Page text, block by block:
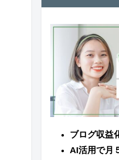
ブログ収益
AI活用で月